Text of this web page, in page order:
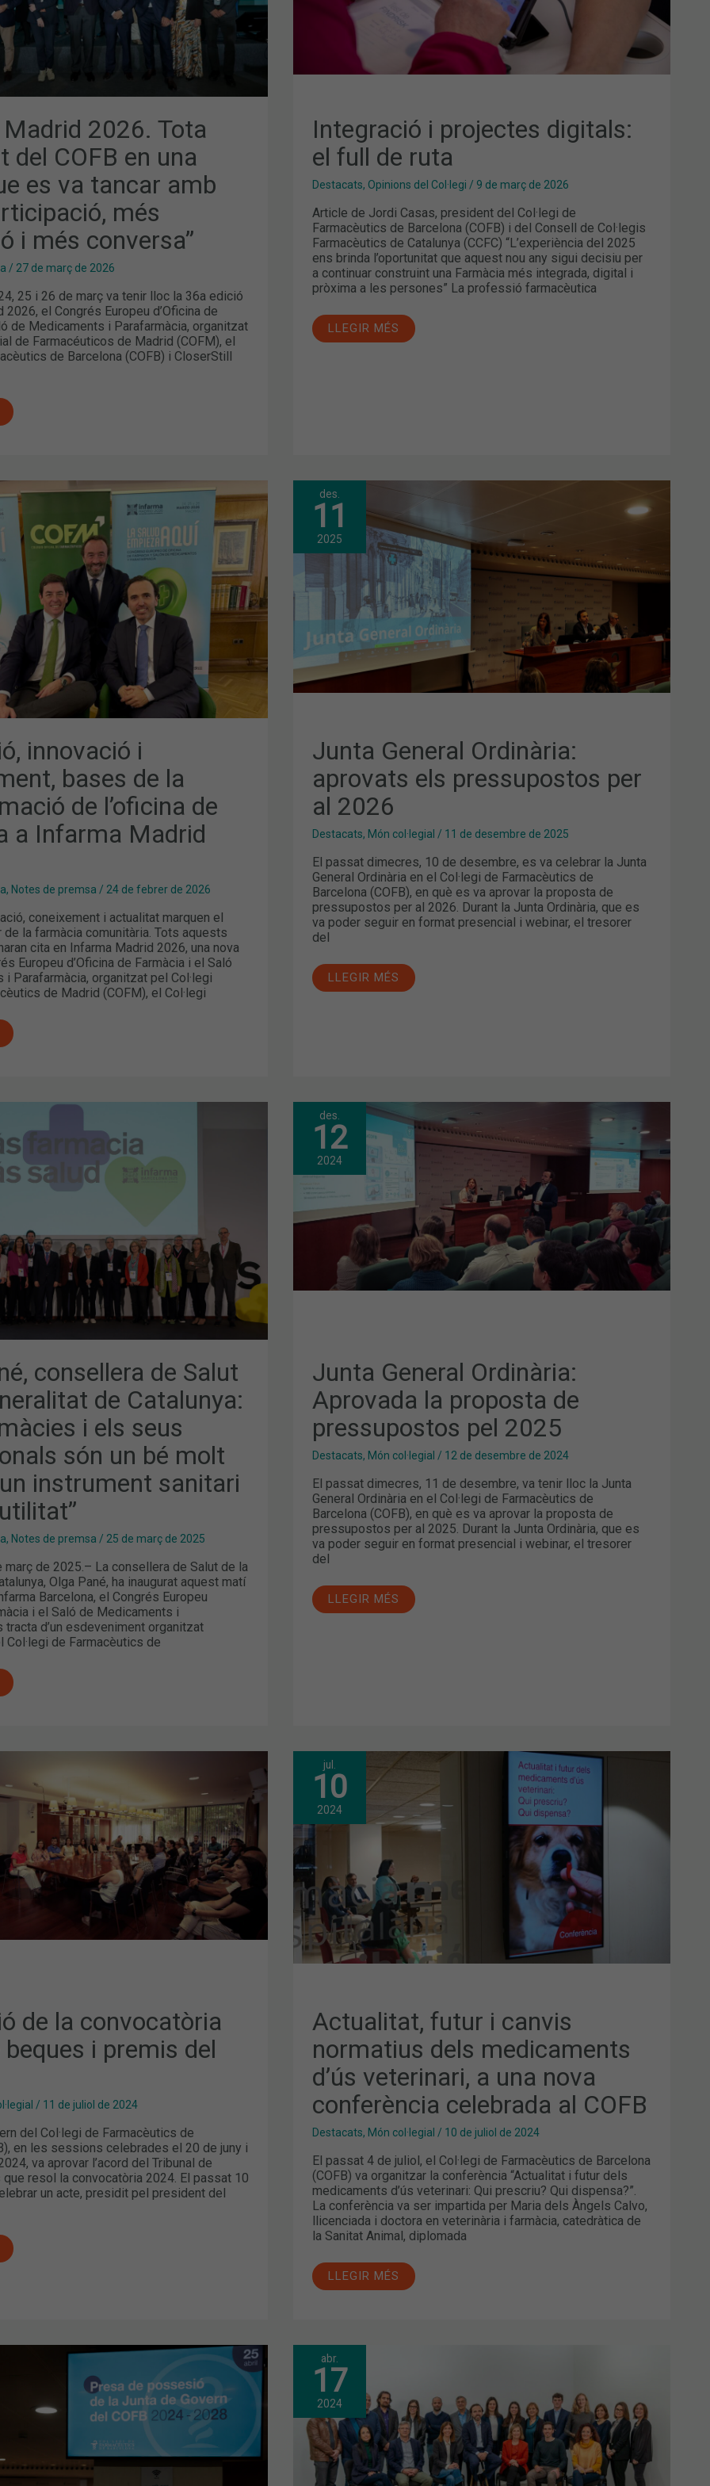
2026. Tota
del COFB en una
es va tancar amb
més
i més conversa”
/ 27 de març de 2026
25 i 26 de març va tenir lloc la 36a edició
2026, el Congrés Europeu d’Oficina de
de Medicaments i Parafarmàcia, organitzat
de Farmacéuticos de Madrid (COFM), el
de Barcelona (COFB) i CloserStill
Integració i projectes digitals:
el full de ruta
Destacats, Opinions del Col·legi / 9 de març de 2026
Article de Jordi Casas, president del Col·legi de
Farmacèutics de Barcelona (COFB) i del Consell de Col·legis
Farmacèutics de Catalunya (CCFC) “L’experiència del 2025
ens brinda l’oportunitat que aquest nou any sigui decisiu per
a continuar construint una Farmàcia més integrada, digital i
pròxima a les persones” La professió farmacèutica
LLEGIR MÉS
innovació i
bases de la
de l’oficina de
a Infarma Madrid
, Notes de premsa / 24 de febrer de 2026
coneixement i actualitat marquen el
la farmàcia comunitària. Tots aquests
cita en Infarma Madrid 2026, una nova
Europeu d’Oficina de Farmàcia i el Saló
Parafarmàcia, organitzat pel Col·legi
de Madrid (COFM), el Col·legi
des.
11
2025
Junta General Ordinària:
aprovats els pressupostos per
al 2026
Destacats, Món col·legial / 11 de desembre de 2025
El passat dimecres, 10 de desembre, es va celebrar la Junta
General Ordinària en el Col·legi de Farmacèutics de
Barcelona (COFB), en què es va aprovar la proposta de
pressupostos per al 2026. Durant la Junta Ordinària, que es
va poder seguir en format presencial i webinar, el tresorer
del
JUNTA
GENERAL
ORDINÀRIA:
APROVATS
ELS
PRESSUPOSTOS
AL
2026
LLEGIR MÉS
consellera de Salut
de Catalunya:
i els seus
són un bé molt
instrument sanitari
, Notes de premsa / 25 de març de 2025
març de 2025.– La consellera de Salut de la
Olga Pané, ha inaugurat aquest matí
Barcelona, el Congrés Europeu
i el Saló de Medicaments i
tracta d’un esdeveniment organitzat
Col·legi de Farmacèutics de
des.
12
2024
Junta General Ordinària:
Aprovada la proposta de
pressupostos pel 2025
Destacats, Món col·legial / 12 de desembre de 2024
El passat dimecres, 11 de desembre, va tenir lloc la Junta
General Ordinària en el Col·legi de Farmacèutics de
Barcelona (COFB), en què es va aprovar la proposta de
pressupostos per al 2025. Durant la Junta Ordinària, que es
va poder seguir en format presencial i webinar, el tresorer
del
JUNTA
GENERAL
ORDINÀRIA:
APROVADA
LA
PROPOSTA
PRESSUPOSTOS
PEL
2025
LLEGIR MÉS
de la convocatòria
i premis del
/ 11 de juliol de 2024
del Col·legi de Farmacèutics de
en les sessions celebrades el 20 de juny i
va aprovar l’acord del Tribunal de
resol la convocatòria 2024. El passat 10
un acte, presidit pel president del
jul.
10
2024
Actualitat, futur i canvis
normatius dels medicaments
d’ús veterinari, a una nova
conferència celebrada al COFB
Destacats, Món col·legial / 10 de juliol de 2024
El passat 4 de juliol, el Col·legi de Farmacèutics de Barcelona
(COFB) va organitzar la conferència “Actualitat i futur dels
medicaments d’ús veterinari: Qui prescriu? Qui dispensa?”.
La conferència va ser impartida per Maria dels Àngels Calvo,
llicenciada i doctora en veterinària i farmàcia, catedràtica de
la Sanitat Animal, diplomada
ACTUALITAT,
FUTUR
CANVIS
NORMATIUS
VETERINARI,
A
UNA
NOVA
CONFERÈNCIA
CELEBRADA
AL
COFB
LLEGIR MÉS
abr.
17
2024
JORDI
CASAS,
REELEGIT
PRESIDENT
DEL
COL·LEGI
DE
FARMACÈUTICS
DE
BARCELONA